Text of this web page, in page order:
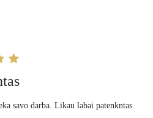
savo darba. Likau labai patenkntas.